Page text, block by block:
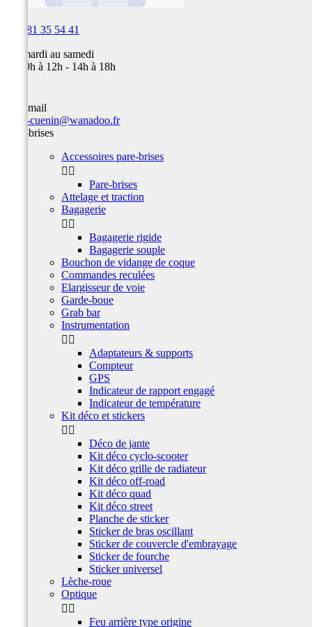
03 81 35 54 41
Du mardi au samedi
de 09h à 12h - 14h à 18h
Par email
team-cuenin@wanadoo.fr
Pare-brises
Accessoires pare-brises
 
Pare-brises
Attelage et traction
Bagagerie
 
Bagagerie rigide
Bagagerie souple
Bouchon de vidange de coque
Commandes reculées
Elargisseur de voie
Garde-boue
Grab bar
Instrumentation
 
Adaptateurs & supports
Compteur
GPS
Indicateur de rapport engagé
Indicateur de température
Kit déco et stickers
 
Déco de jante
Kit déco cyclo-scooter
Kit déco grille de radiateur
Kit déco off-road
Kit déco quad
Kit déco street
Planche de sticker
Sticker de bras oscillant
Sticker de couvercle d'embrayage
Sticker de fourche
Sticker universel
Lèche-roue
Optique
 
Feu arrière type origine